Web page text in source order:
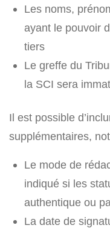
Les noms,
ayant le pouvoir
tiers
Le greffe du
la SCI sera
Il est possible
supplémentaires,
Le mode de
indiqué si les
authentique ou
La date de